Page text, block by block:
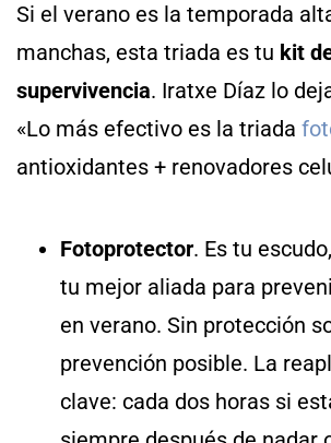
Si el verano es la temporada
manchas, esta triada es tu kit
supervivencia. Iratxe Díaz lo
«Lo más efectivo es la triada
antioxidantes + renovadores
Fotoprotector. Es tu
tu mejor aliada para
en verano. Sin protección
prevención posible. La
clave: cada dos horas si